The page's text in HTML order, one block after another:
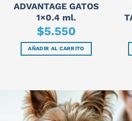
ADVANTAGE GATOS
1×0.4 ml.
$5.550
AÑADIR AL CARRITO